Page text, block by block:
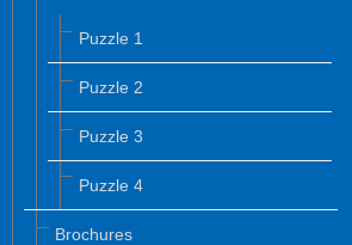
Puzzle 1
Puzzle 2
Puzzle 3
Puzzle 4
Brochures